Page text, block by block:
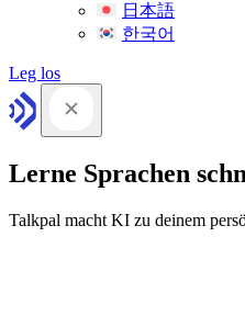
日本語
한국어
Leg los
Lerne Sprachen
Talkpal macht KI zu deinem